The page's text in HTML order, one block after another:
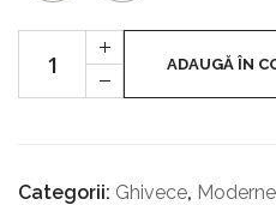
Neptun
+
-
ADAUGĂ ÎN
Categorii: Ghivece, Moderne